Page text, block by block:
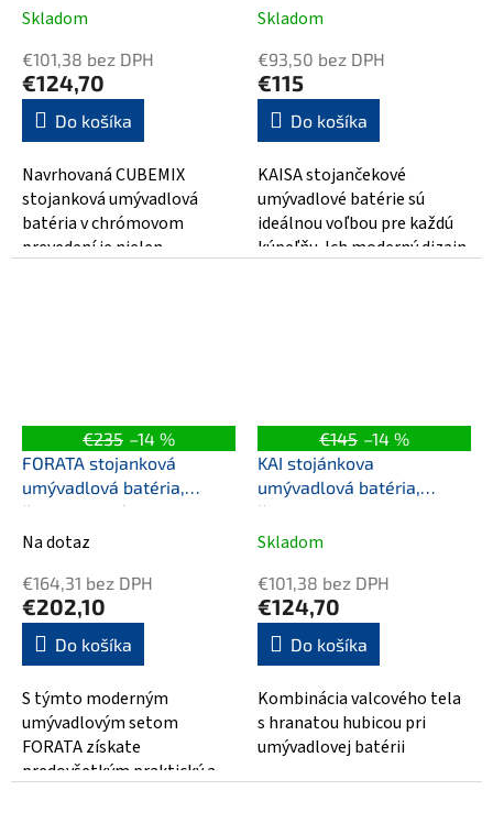
Skladom
€101,38 bez DPH
€124,70
Do košíka
Navrhovaná CUBEMIX
stojanková umývadlová
batéria v chrómovom
prevedení je nielen
Skladom
€93,50 bez DPH
€115
Do košíka
KAISA stojančekové
umývadlové batérie sú
ideálnou voľbou pre každú
kúpeľňu. Ich moderný dizajn
€235 –14 %
FORATA stojanková
umývadlová batéria,
čierna matná
Na dotaz
€164,31 bez DPH
€202,10
Do košíka
S týmto moderným
umývadlovým setom
FORATA získate
predovšetkým praktický a
€145 –14 %
KAI stojánkova
umývadlová batéria,
čierna mat
Skladom
€101,38 bez DPH
€124,70
Do košíka
Kombinácia valcového tela
s hranatou hubicou pri
umývadlovej batérii